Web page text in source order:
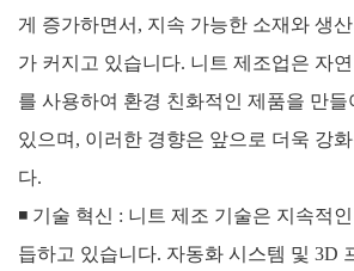
게 증가하면서, 지속 가능한 소재와 생
가 커지고 있습니다. 니트 제조업은 자
를 사용하여 환경 친화적인 제품을 만들
있으며, 이러한 경향은 앞으로 더욱 강
다.
◾ 기술 혁신 : 니트 제조 기술은 지속적
듭하고 있습니다. 자동화 시스템 및 3D